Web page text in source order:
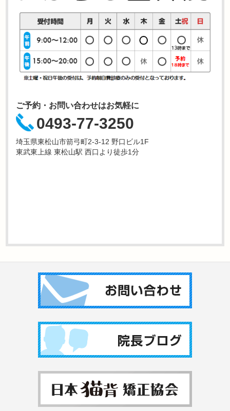
ご予約・お問い合わせはお気軽に
0493-77-3250
埼玉県東松山市箭弓町2-3-12 野口ビル1F
東武東上線 東松山駅 西口より徒歩1分